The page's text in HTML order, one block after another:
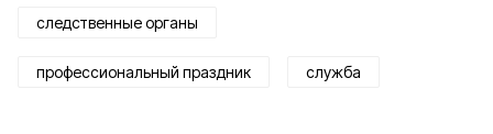
следственные органы
профессиональный праздник служба